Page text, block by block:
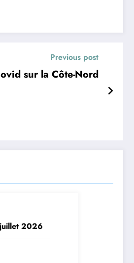
Previous post
sur la Côte-Nord
2026